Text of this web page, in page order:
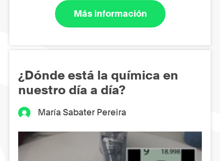
Más información
¿Dónde está la química en
nuestro día a día?
María Sabater Pereira